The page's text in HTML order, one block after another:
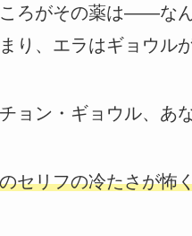
ろがその薬は――なん
り、エラはギョウル
チョン・ギョウル、あ
セリフの冷たさが怖